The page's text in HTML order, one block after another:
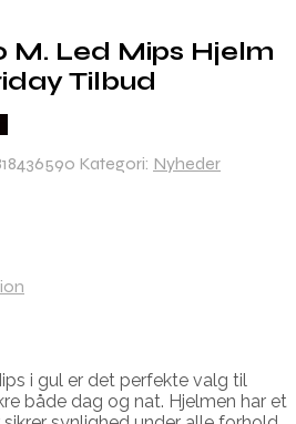
M. Led Mips Hjelm
Tilbud
Kategori: Nyheder
i gul er det perfekte valg til
både dag og nat. Hjelmen har et